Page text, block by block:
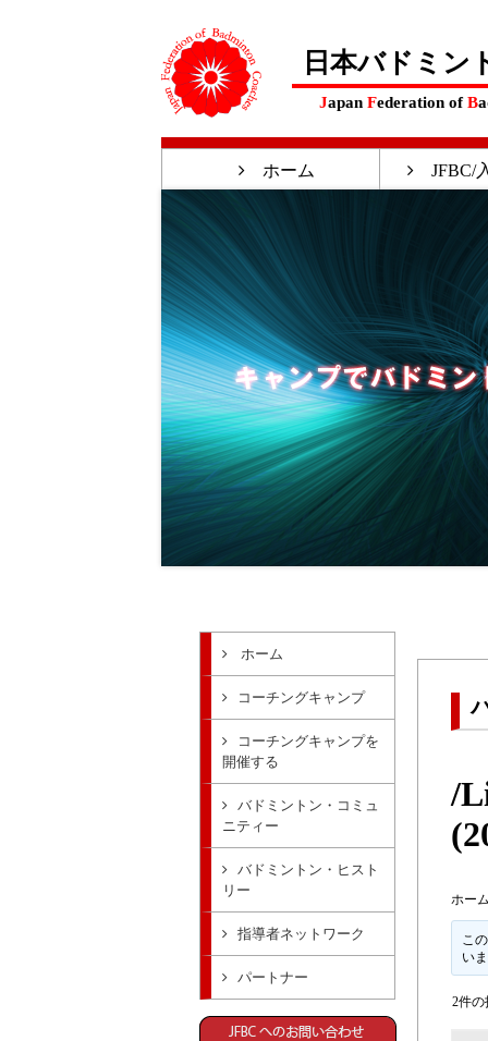
日本バドミン
Japan Federation ofB
ホーム JFBC/
ホーム
コーチングキャンプ
コーチングキャンプを
開催する
バドミントン・コミュ
ニティー
バドミントン・ヒスト
リー
指導者ネットワーク
パートナー
/
ホー
こ
い
2件の